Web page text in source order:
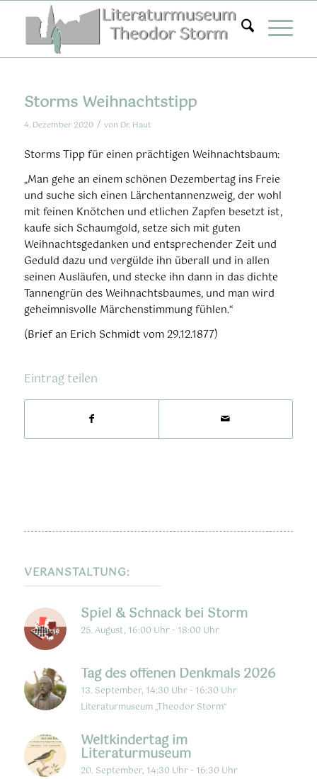
springen
Storms Weihnachtstipp
4. Dezember 2020 / von Dr. Haut
Storms Tipp für einen prächtigen Weihnachtsbaum:
„Man gehe an einem schönen Dezembertag ins Freie
und suche sich einen Lärchentannenzweig, der wohl
mit feinen Knötchen und etlichen Zapfen besetzt ist,
kaufe sich Schaumgold, setze sich mit guten
Weihnachtsgedanken und entsprechender Zeit und
Geduld dazu und vergülde ihn überall und in allen
seinen Ausläufen, und stecke ihn dann in das dichte
Tannengrün des Weihnachtsbaumes, und man wird
geheimnisvolle Märchenstimmung fühlen.“
(Brief an Erich Schmidt vom 29.12.1877)
Eintrag teilen
VERANSTALTUNG:
Spiel & Schnack bei Storm
25. August, 16:00 Uhr - 18:00 Uhr
Tag des offenen Denkmals 2026
13. September, 14:30 Uhr - 16:30 Uhr
Literaturmuseum „Theodor Storm“
Weltkindertag im
Literaturmuseum
20. September, 14:30 Uhr - 16:30 Uhr